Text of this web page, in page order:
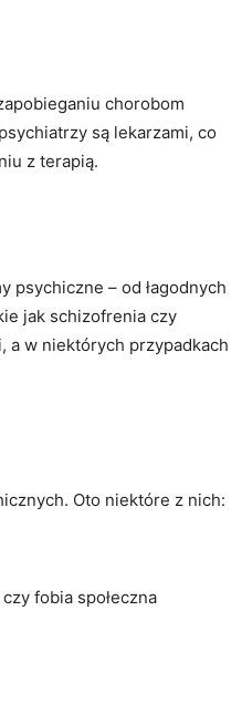
chorobom
są lekarzami, co
z terapią.
psychiczne – od łagodnych
jak schizofrenia czy
a w niektórych przypadkach
Oto niektóre z nich:
fobia społeczna